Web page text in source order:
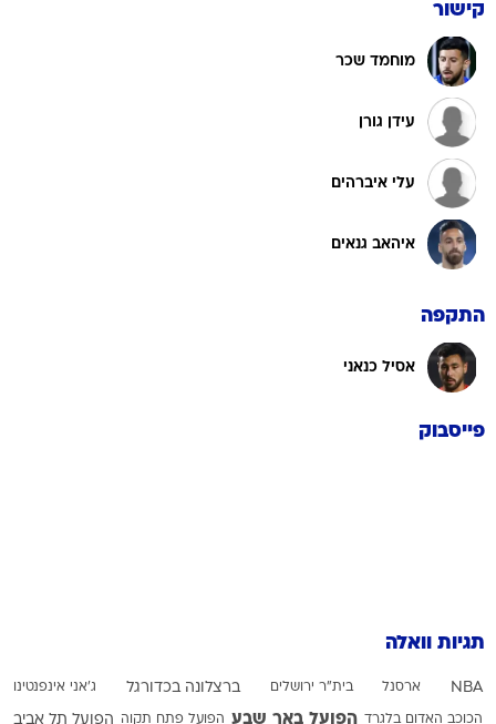
קישור
מוחמד שכר
עידן גורן
עלי איברהים
איהאב גנאים
התקפה
אסיל כנאני
פייסבוק
תגיות וואלה
NBA ארסנל בית"ר ירושלים ברצלונה בכדורגל ג'אני אינפנטינו
הכוכב האדום בלגרד הפועל באר שבע הפועל פתח תקוה הפועל תל אביב